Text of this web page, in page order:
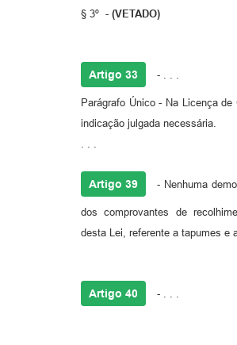
§ 3º - (VETADO)
Artigo 33 - . . .
Parágrafo Único - Na Licença
indicação julgada necessária.
Artigo 39 - Nenhuma
dos comprovantes de
desta Lei, referente a tapumes e
Artigo 40 - . . .